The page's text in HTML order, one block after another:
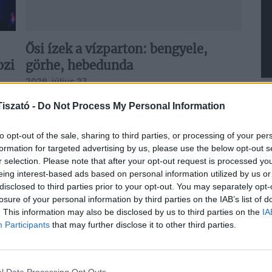
- Do Not Process My Personal Information
opt-out of the sale, sharing to third parties, or processing of your
for targeted advertising by us, please use the below opt-out
selection. Please note that after your opt-out request is processed
interest-based ads based on personal information utilized by us
to third parties prior to your opt-out. You may separately
of your personal information by third parties on the IAB’s list of
This information may also be disclosed by us to third parties on the
Participants that may further disclose it to other third parties.
Ősi ízek a vízparton: bengyele,
görhe, hebedunda
2026. július 27.
A Tisza‑tó környékén járva ma is ott ring a víz
szélén az a növény, amely évszázadokon át
és... Tovább